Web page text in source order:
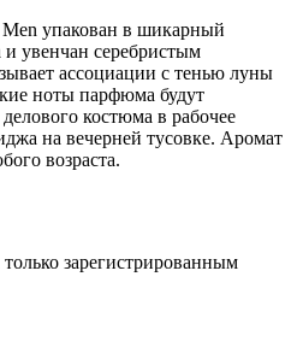
упакован в шикарный
и увенчан серебристым
ассоциации с тенью луны
ноты парфюма будут
костюма в рабочее
на вечерней тусовке. Аромат
возраста.
зарегистрированным